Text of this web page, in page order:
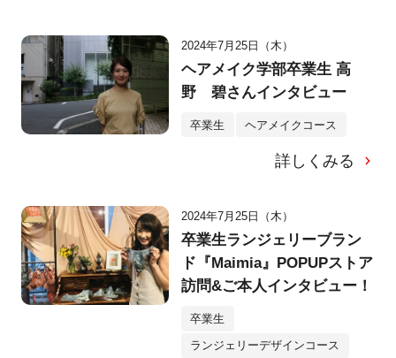
2024年7月25日（木）
ヘアメイク学部卒業生 高
野 碧さんインタビュー
卒業生 ヘアメイクコース
詳しくみる
2024年7月25日（木）
卒業生ランジェリーブラン
ド『Maimia』POPUPストア
訪問&ご本人インタビュー！
卒業生
ランジェリーデザインコース